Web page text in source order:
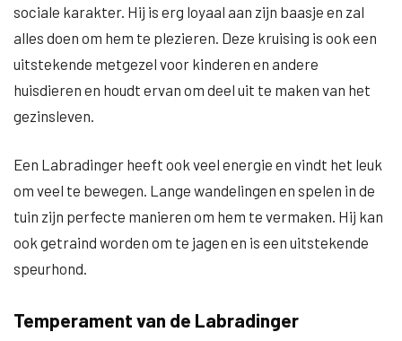
sociale karakter. Hij is erg loyaal aan zijn baasje en zal
alles doen om hem te plezieren. Deze kruising is ook een
uitstekende metgezel voor kinderen en andere
huisdieren en houdt ervan om deel uit te maken van het
gezinsleven.
Een Labradinger heeft ook veel energie en vindt het leuk
om veel te bewegen. Lange wandelingen en spelen in de
tuin zijn perfecte manieren om hem te vermaken. Hij kan
ook getraind worden om te jagen en is een uitstekende
speurhond.
Temperament van de Labradinger